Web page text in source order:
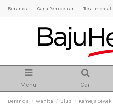
Beranda Cara Pembelian Testimonial
Menu Cari
Beranda Wanita Blus Kemeja